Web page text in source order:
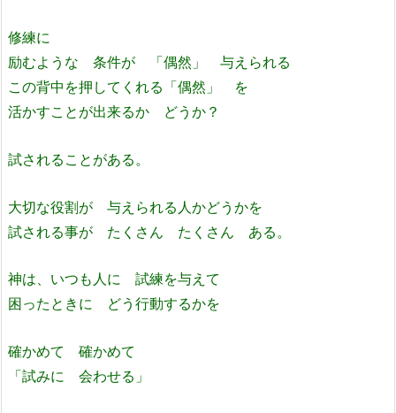
修練に
励むような 条件が 「偶然」 与えられる
この背中を押してくれる「偶然」 を
活かすことが出来るか どうか？
試されることがある。
大切な役割が 与えられる人かどうかを
試される事が たくさん たくさん ある。
神は、いつも人に 試練を与えて
困ったときに どう行動するかを
確かめて 確かめて
「試みに 会わせる」